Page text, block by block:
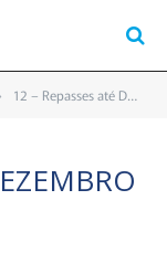
12 – Repasses até Dezembro 2023 assinada